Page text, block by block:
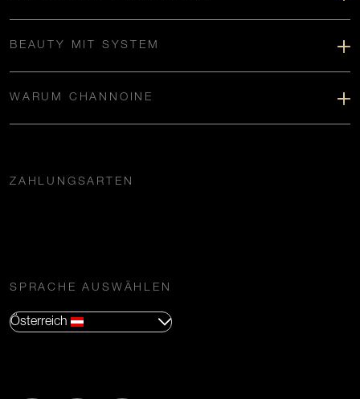
BEAUTY MIT SYSTEM
WARUM CHANNOINE
ZAHLUNGSARTEN
SPRACHE AUSWÄHLEN
Österreich